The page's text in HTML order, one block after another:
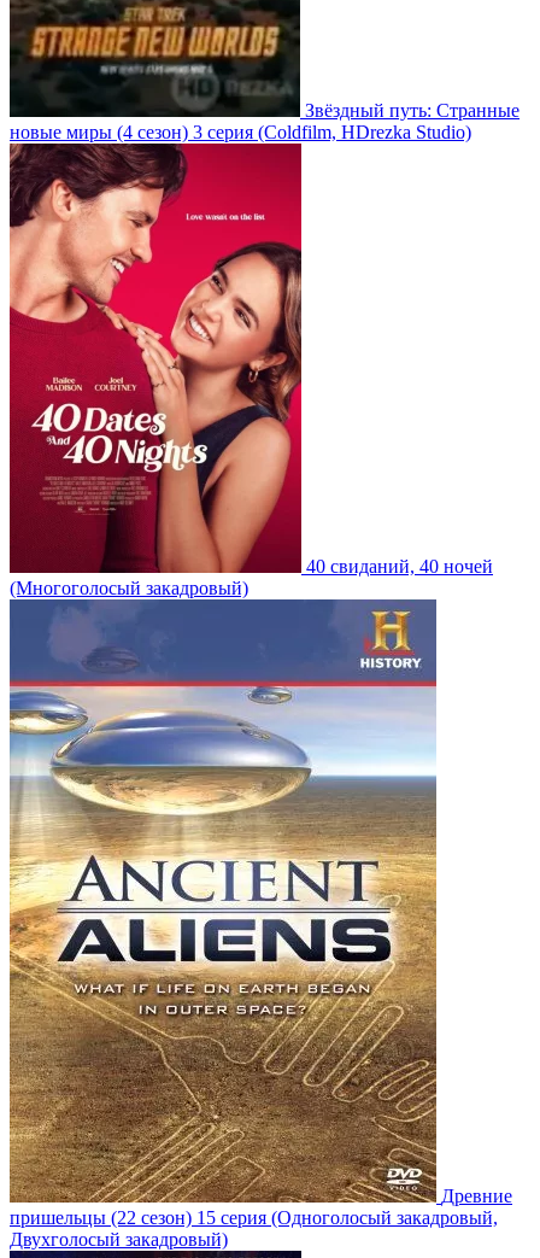
Звёздный путь: Странные
новые миры (4 сезон) 3 серия (Coldfilm, HDrezka Studio)
40 свиданий, 40 ночей
(Многоголосый закадровый)
Древние
пришельцы (22 сезон) 15 серия (Одноголосый закадровый,
Двухголосый закадровый)